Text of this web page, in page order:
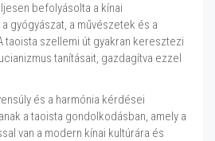
befolyásolta a kínai
gyógyászat, a művészetek és a
taoista szellemi út gyakran keresztezi
tanításait, gazdagítva ezzel
és a harmónia kérdései
a taoista gondolkodásban, amely a
van a modern kínai kultúrára és